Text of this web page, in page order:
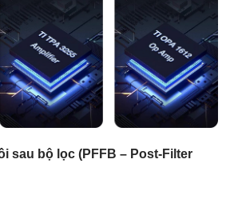
sau bộ lọc (PFFB – Post-Filter